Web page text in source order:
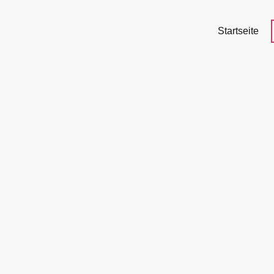
Startseite